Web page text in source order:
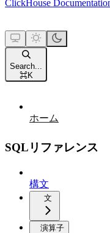
ClickHouse
Search...
⌘K
ホーム
SQLリファレンス
構文
文
演算子